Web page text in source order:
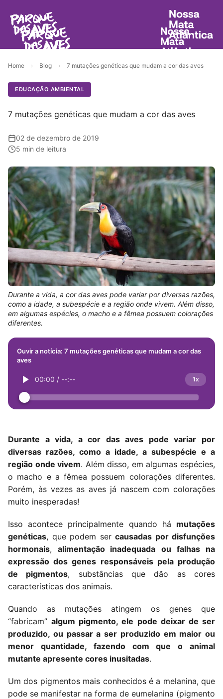
Home › Blog › 7 mutações genéticas que mudam a cor das aves
EDUCAÇÃO AMBIENTAL
7 mutações genéticas que mudam a cor das aves
02 de dezembro de 2019
5 min de leitura
Durante a vida, a cor das aves pode variar por diversas razões,
como a idade, a subespécie e a região onde vivem. Além disso,
em algumas espécies, o macho e a fêmea possuem colorações
diferentes.
Ouvir a notícia: 7 mutações genéticas que mudam a cor das
aves
00:00 / --:-- 1x
Durante a vida, a cor das aves pode variar por
diversas razões, como a idade, a subespécie e a
região onde vivem. Além disso, em algumas espécies,
o macho e a fêmea possuem colorações diferentes.
Porém, às vezes as aves já nascem com colorações
muito inesperadas!
Isso acontece principalmente quando há mutações
genéticas, que podem ser causadas por disfunções
hormonais, alimentação inadequada ou
falhas na
expressão dos genes responsáveis pela produção
de pigmentos, substâncias que dão as cores
características dos animais.
Quando as mutações atingem os genes que
“fabricam”algum pigmento, ele pode deixar de ser
produzido, ou passar a ser produzido em maior ou
menor quantidade, fazendo com que o animal
mutante apresente cores inusitadas.
Um dos pigmentos mais conhecidos é a melanina, que
pode se manifestar na forma de eumelanina (pigmento